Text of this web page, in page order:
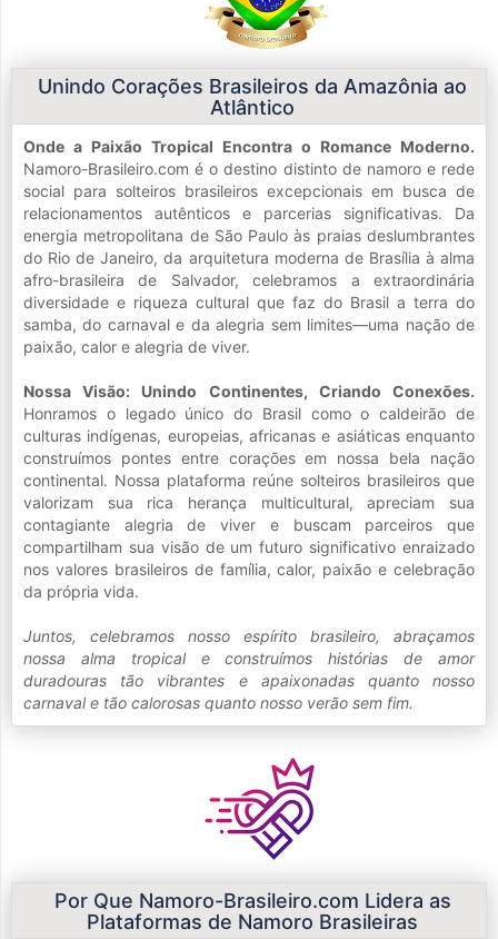
Unindo Corações Brasileiros da Amazônia ao
Atlântico
Onde a Paixão Tropical Encontra o Romance Moderno.
Namoro-Brasileiro.com é o destino distinto de namoro e rede
social para solteiros brasileiros excepcionais em busca de
relacionamentos autênticos e parcerias significativas. Da
energia metropolitana de São Paulo às praias deslumbrantes
do Rio de Janeiro, da arquitetura moderna de Brasília à alma
afro-brasileira de Salvador, celebramos a extraordinária
diversidade e riqueza cultural que faz do Brasil a terra do
samba, do carnaval e da alegria sem limites—uma nação de
paixão, calor e alegria de viver.
Nossa Visão: Unindo Continentes, Criando Conexões.
Honramos o legado único do Brasil como o caldeirão de
culturas indígenas, europeias, africanas e asiáticas enquanto
construímos pontes entre corações em nossa bela nação
continental. Nossa plataforma reúne solteiros brasileiros que
valorizam sua rica herança multicultural, apreciam sua
contagiante alegria de viver e buscam parceiros que
compartilham sua visão de um futuro significativo enraizado
nos valores brasileiros de família, calor, paixão e celebração
da própria vida.
Juntos, celebramos nosso espírito brasileiro, abraçamos
nossa alma tropical e construímos histórias de amor
duradouras tão vibrantes e apaixonadas quanto nosso
carnaval e tão calorosas quanto nosso verão sem fim.
Por Que Namoro-Brasileiro.com Lidera as
Plataformas de Namoro Brasileiras